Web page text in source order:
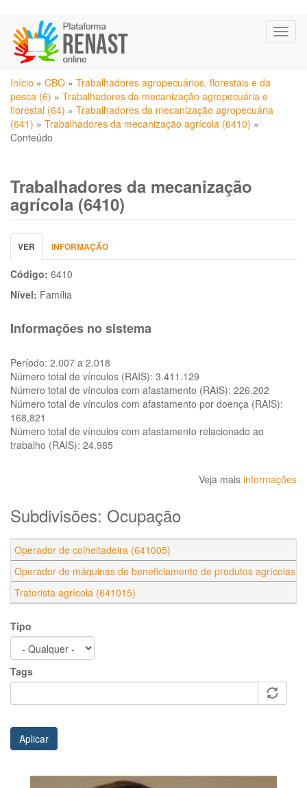
para
conteúdo
principal
Você
está
aqui
Início » CBO » Trabalhadores agropecuários, florestais e da
pesca (6) » Trabalhadores da mecanização agropecuária e
florestal (64) » Trabalhadores da mecanização agropecuária
(641) » Trabalhadores da mecanização agrícola (6410) »
Conteúdo
Trabalhadores da mecanização
agrícola (6410)
Abas
primárias
VER (ABA
ATIVA)
INFORMAÇÃO
Código: 6410
Nível: Família
Informações no sistema
Período: 2.007 a 2.018
Número total de vínculos (RAIS): 3.411.129
Número total de vínculos com afastamento (RAIS): 226.202
Número total de vínculos com afastamento por doença (RAIS):
168,821
Número total de vínculos com afastamento relacionado ao
trabalho (RAIS): 24.985
Veja mais informações
Subdivisões: Ocupação
Operador de colheitadeira (641005)
Operador de máquinas de beneficiamento de produtos agrícolas
Tratorista agrícola (641015)
Tipo
Tags
Aplicar